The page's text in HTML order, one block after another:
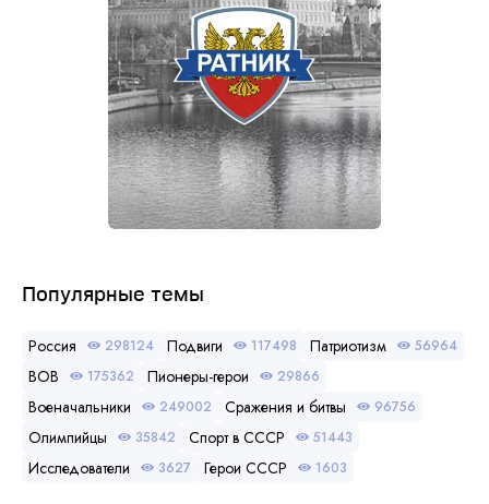
Популярные темы
Россия 298124 Подвиги 117498 Патриотизм 56964
ВОВ 175362 Пионеры-герои 29866
Военачальники 249002 Сражения и битвы 96756
Олимпийцы 35842 Спорт в СССР 51443
Исследователи 3627 Герои СССР 1603